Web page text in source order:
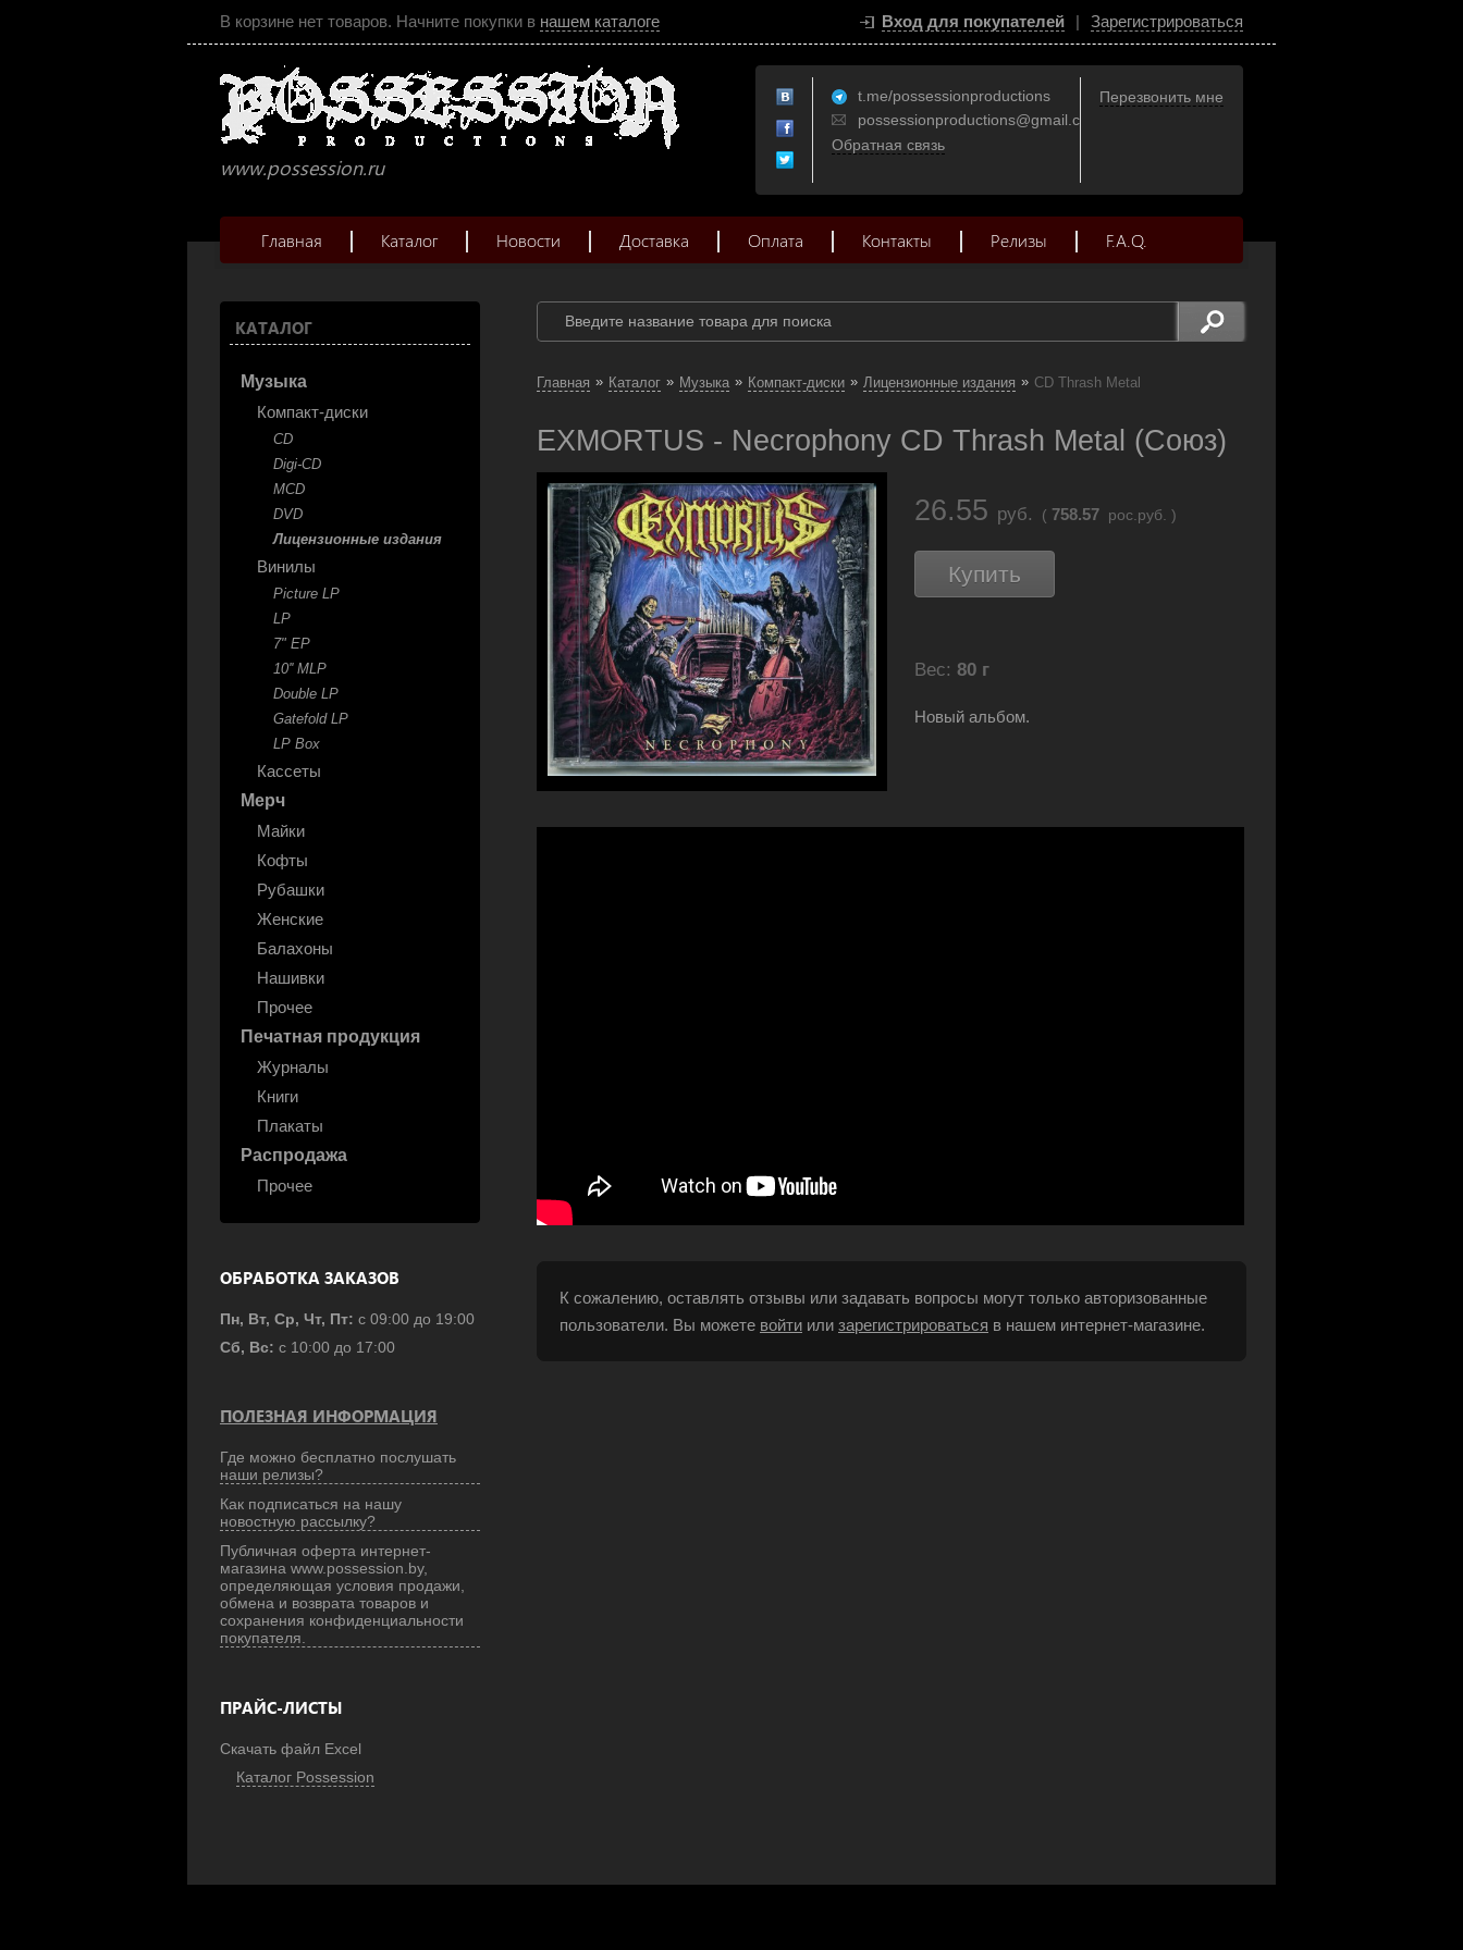
В корзине нет товаров. Начните покупки в нашем каталоге Вход для покупателей | Зарегистрироваться
www.possession.ru
t.me/possessionproductions
possessionproductions@gmail.com
Обратная связь
Перезвонить мне
Главная Каталог Новости Доставка Оплата Контакты Релизы F.A.Q.
КАТАЛОГ
Музыка
Компакт-диски
CD
Digi-CD
MCD
DVD
Лицензионные издания
Винилы
Picture LP
LP
7" EP
10'' MLP
Double LP
Gatefold LP
LP Box
Кассеты
Мерч
Майки
Кофты
Рубашки
Женские
Балахоны
Нашивки
Прочее
Печатная продукция
Журналы
Книги
Плакаты
Распродажа
Прочее
ОБРАБОТКА ЗАКАЗОВ
Пн, Вт, Ср, Чт, Пт: с 09:00 до 19:00
Сб, Вс: с 10:00 до 17:00
ПОЛЕЗНАЯ ИНФОРМАЦИЯ
Где можно бесплатно послушать
наши релизы?
Как подписаться на нашу
новостную рассылку?
Публичная оферта интернет-
магазина www.possession.by,
определяющая условия продажи,
обмена и возврата товаров и
сохранения конфиденциальности
покупателя.
ПРАЙС-ЛИСТЫ
Скачать файл Excel
Каталог Possession
Главная » Каталог » Музыка » Компакт-диски » Лицензионные издания » CD Thrash Metal
EXMORTUS - Necrophony CD Thrash Metal (Союз)
26.55 руб. ( 758.57 рос.руб. )
Купить
Вес: 80 г
Новый альбом.
К сожалению, оставлять отзывы или задавать вопросы могут только авторизованные
пользователи. Вы можете войти или зарегистрироваться в нашем интернет-магазине.